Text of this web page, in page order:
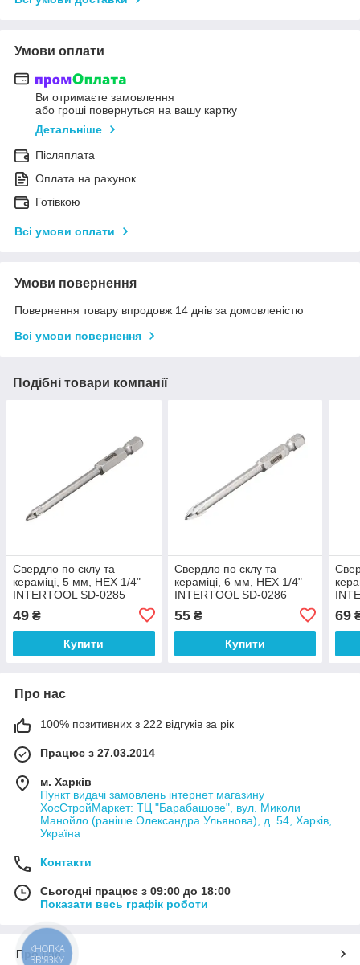
Умови оплати
Ви отримаєте замовлення
або гроші повернуться на вашу картку
Детальніше
Післяплата
Оплата на рахунок
Готівкою
Всі умови оплати
Умови повернення
Повернення товару впродовж 14 днів за домовленістю
Всі умови повернення
Подібні товари компанії
Свердло по склу та
кераміці, 5 мм, HEX 1/4"
INTERTOOL SD-0285
49 ₴
Купити
Свердло по склу та
кераміці, 6 мм, HEX 1/4"
INTERTOOL SD-0286
55₴
Купити
69
Про нас
100% позитивних з 222 відгуків за рік
Працює з 27.03.2014
м. Харків
Пункт видачі замовлень інтернет магазину
ХосСтройМаркет: ТЦ "Барабашове", вул. Миколи
Манойло (раніше Олександра Ульянова), д. 54, Харків,
Україна
Контакти
Сьогодні працює з 09:00 до 18:00
Показати весь графік роботи
Про нас
КНОПКА
ЗВ'ЯЗКУ